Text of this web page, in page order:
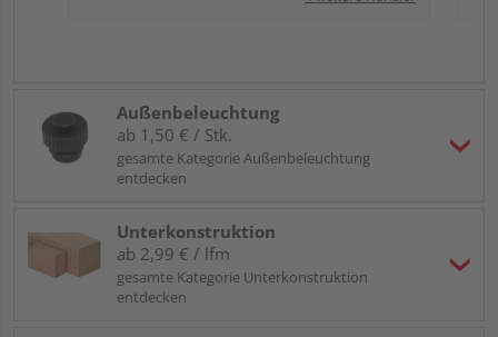
Außenbeleuchtung
ab 1,50 € / Stk.
gesamte Kategorie Außenbeleuchtung
entdecken
Unterkonstruktion
ab 2,99 € / lfm
gesamte Kategorie Unterkonstruktion
entdecken